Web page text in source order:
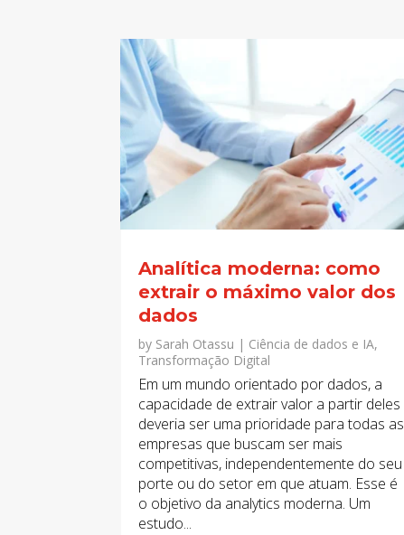
Analítica moderna: como
extrair o máximo valor dos
dados
by Sarah Otassu | Ciência de dados e IA,
Transformação Digital
Em um mundo orientado por dados, a
capacidade de extrair valor a partir deles
deveria ser uma prioridade para todas as
empresas que buscam ser mais
competitivas, independentemente do seu
porte ou do setor em que atuam. Esse é
o objetivo da analytics moderna. Um
estudo...